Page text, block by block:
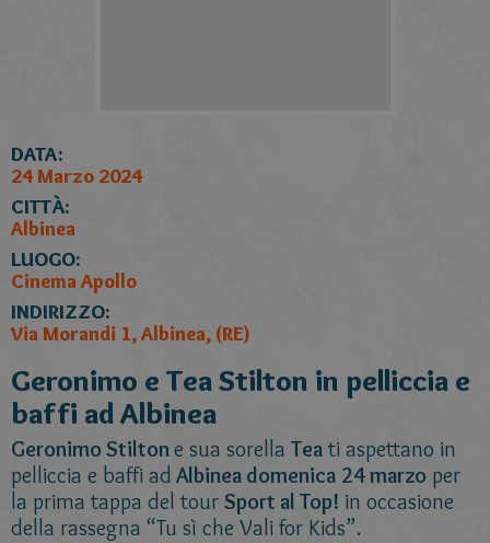
DATA:
24 Marzo 2024
CITTÀ:
Albinea
LUOGO:
Cinema Apollo
INDIRIZZO:
Via Morandi 1, Albinea, (RE)
Geronimo e Tea Stilton in pelliccia e
baffi ad Albinea
Geronimo Stiltone sua sorella Teati aspettano in
pelliccia e baffi ad Albinea domenica 24 marzo per
la prima tappa del tour Sport al Top! in occasione
della rassegna “Tu sì che Vali for Kids”.